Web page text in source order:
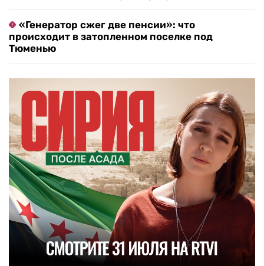
«Генератор сжег две пенсии»: что
происходит в затопленном поселке под
Тюменью